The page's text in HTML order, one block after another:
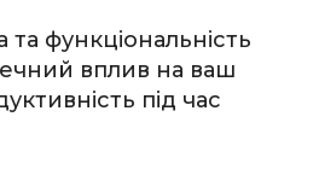
функціональність
вплив на ваш
під час